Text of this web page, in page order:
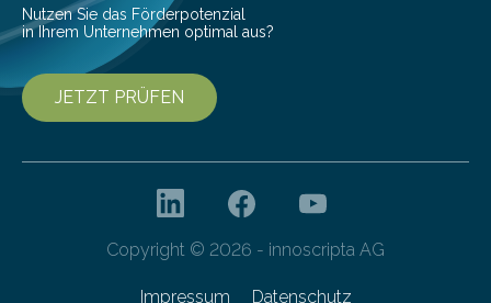
Nutzen Sie das Förderpotenzial
in Ihrem Unternehmen optimal aus?
JETZT PRÜFEN
Copyright © 2026 - innoscripta AG
Impressum Datenschutz